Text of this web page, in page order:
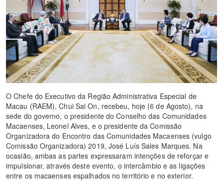
O Chefe do Executivo da Região Administrativa Especial de
Macau (RAEM), Chui Sai On, recebeu, hoje (6 de Agosto), na
sede do governo, o presidente do Conselho das Comunidades
Macaenses, Leonel Alves, e o presidente da Comissão
Organizadora do Encontro das Comunidades Macaenses (vulgo
Comissão Organizadora) 2019, José Luís Sales Marques. Na
ocasião, ambas as partes expressaram intenções de reforçar e
impulsionar, através deste evento, o intercâmbio e as ligações
entre os macaenses espalhados no território e no exterior.